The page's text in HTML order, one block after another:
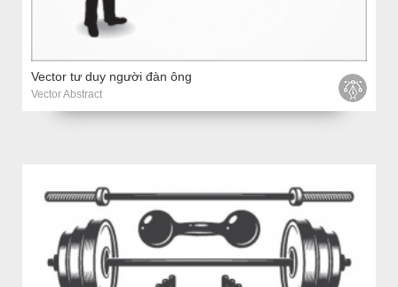
Vector tư duy người đàn ông
Vector Abstract